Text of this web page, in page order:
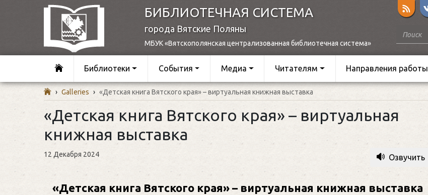
БИБЛИОТЕЧНАЯ СИСТЕМА
города Вятские Поляны
МБУК «Вятскополянская централизованная библиотечная система»
Библиотеки События Медиа Читателям Направления работы
› Galleries › «Детская книга Вятского края» – виртуальная книжная выставка
«Детская книга Вятского края» – виртуальная
книжная выставка
12 Декабря 2024 Озвучить
«Детская книга Вятского края» – виртуальная книжная выставка